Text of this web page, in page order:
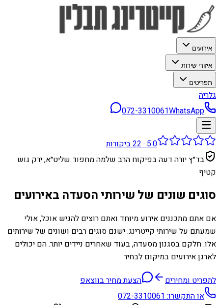
אירועים
איזורי שירות
תפריטים
גלריה
072-3310061WhatsApp
5.0
·
22ביקורות
בד״ץ יורה דעה בפיקוח הרב שלמה מחפוד שליט״א, ירק גוש
קטיף
סוגים שונים של שירותי הסעדה באירועים
אם אתם מתכננים אירוע מיוחד ואתם רוצים להגיש אוכל, אולי
שמעתם על שירותי קייטרינג. ישנם סוגים רבים ושונים של שירותים
אלו. חלקם בסגנון מסעדה, בעוד שאחרים ניידים יותר. הם יכולים
לארגן אירועים במיקום לבחיר
לתפריט ומחירים
הצעת מחיר בווצאפ
או התקשרו:072-3310061